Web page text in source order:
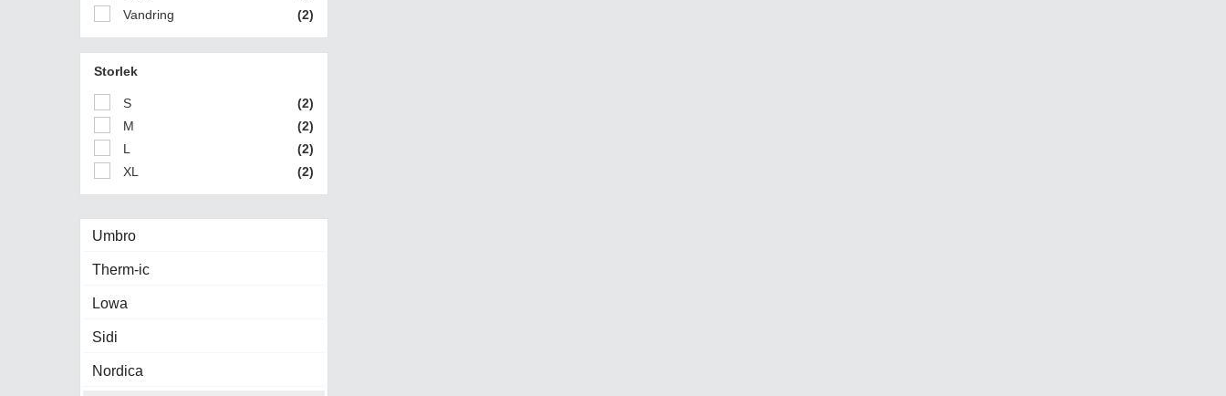
Vandring
(2)
Storlek
S
(2)
M
(2)
L
(2)
XL
(2)
Umbro
Therm-ic
Lowa
Sidi
Nordica